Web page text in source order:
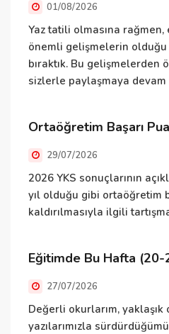
01/08/2026
Yaz tatili olmasına
önemli gelişmelerin olduğu
bıraktık. Bu gelişmelerden
sizlerle paylaşmaya devam
Ortaöğretim Başarı
29/07/2026
2026 YKS sonuçlarının
yıl olduğu gibi ortaöğretim
kaldırılmasıyla ilgili
Eğitimde Bu Hafta
27/07/2026
Değerli okurlarım, yaklaşık
yazılarımızla